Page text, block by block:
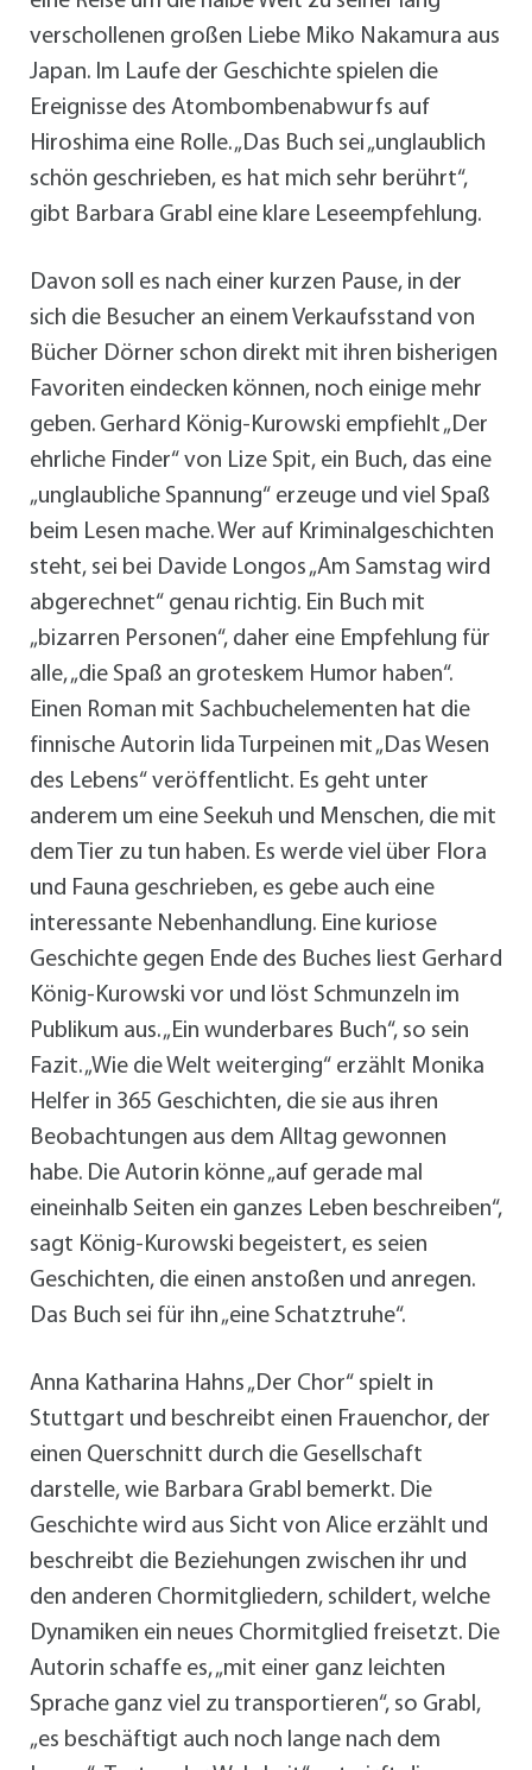
verschollenen großen Liebe Miko Nakamura aus
Japan. Im Laufe der Geschichte spielen die
Ereignisse des Atombombenabwurfs auf
Hiroshima eine Rolle. „Das Buch sei „unglaublich
schön geschrieben, es hat mich sehr berührt“,
gibt Barbara Grabl eine klare Leseempfehlung.
Davon soll es nach einer kurzen Pause, in der
sich die Besucher an einem Verkaufsstand von
Bücher Dörner schon direkt mit ihren bisherigen
Favoriten eindecken können, noch einige mehr
geben. Gerhard König-Kurowski empfiehlt „Der
ehrliche Finder“ von Lize Spit, ein Buch, das eine
„unglaubliche Spannung“ erzeuge und viel Spaß
beim Lesen mache. Wer auf Kriminalgeschichten
steht, sei bei Davide Longos „Am Samstag wird
abgerechnet“ genau richtig. Ein Buch mit
„bizarren Personen“, daher eine Empfehlung für
alle, „die Spaß an groteskem Humor haben“.
Einen Roman mit Sachbuchelementen hat die
finnische Autorin Iida Turpeinen mit „Das Wesen
des Lebens“ veröffentlicht. Es geht unter
anderem um eine Seekuh und Menschen, die mit
dem Tier zu tun haben. Es werde viel über Flora
und Fauna geschrieben, es gebe auch eine
interessante Nebenhandlung. Eine kuriose
Geschichte gegen Ende des Buches liest Gerhard
König-Kurowski vor und löst Schmunzeln im
Publikum aus. „Ein wunderbares Buch“, so sein
Fazit. „Wie die Welt weiterging“ erzählt Monika
Helfer in 365 Geschichten, die sie aus ihren
Beobachtungen aus dem Alltag gewonnen
habe. Die Autorin könne „auf gerade mal
eineinhalb Seiten ein ganzes Leben beschreiben“,
sagt König-Kurowski begeistert, es seien
Geschichten, die einen anstoßen und anregen.
Das Buch sei für ihn „eine Schatztruhe“.
Anna Katharina Hahns „Der Chor“ spielt in
Stuttgart und beschreibt einen Frauenchor, der
einen Querschnitt durch die Gesellschaft
darstelle, wie Barbara Grabl bemerkt. Die
Geschichte wird aus Sicht von Alice erzählt und
beschreibt die Beziehungen zwischen ihr und
den anderen Chormitgliedern, schildert, welche
Dynamiken ein neues Chormitglied freisetzt. Die
Autorin schaffe es, „mit einer ganz leichten
Sprache ganz viel zu transportieren“, so Grabl,
„es beschäftigt auch noch lange nach dem